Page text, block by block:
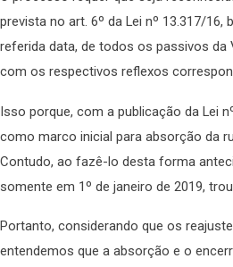
prevista no art. 6º da Lei nº 13.317/
referida data, de todos os passivos da
com os respectivos reflexos
Isso porque, com a publicação da Lei
como marco inicial para absorção da
Contudo, ao fazê-lo desta forma
somente em 1º de janeiro de 2019,
Portanto, considerando que os
entendemos que a absorção e o